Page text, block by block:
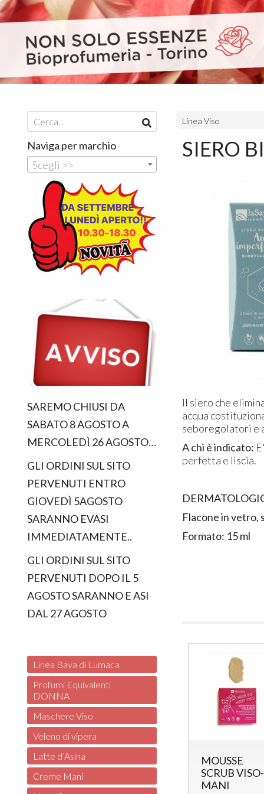
Linea Viso
SIERO
Il siero che
acqua
seboregolatori e
A chi è indicato:
perfetta e liscia.
Flacone in vetro,
Formato: 15 ml
corpo
Bava di
MOUSSE
SCRUB VISO-
MANI
Naviga per marchio
Scegli >>
SAREMO CHIUSI DA
SABATO 8 AGOSTO A
MERCOLEDÌ 26 AGOSTO…
GLI ORDINI SUL SITO
PERVENUTI ENTRO
GIOVEDÌ 5AGOSTO
SARANNO EVASI
IMMEDIATAMENTE..
GLI ORDINI SUL SITO
PERVENUTI DOPO IL 5
AGOSTO SARANNO E ASI
DAL 27 AGOSTO
Linea Bava di Lumaca
Profumi Equivalenti
DONNA
Maschere Viso
Veleno di vipera
Latte d’Asina
Creme Mani